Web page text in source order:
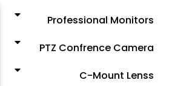
Professional Monitors
PTZ Confrence Camera
C-Mount Lenss